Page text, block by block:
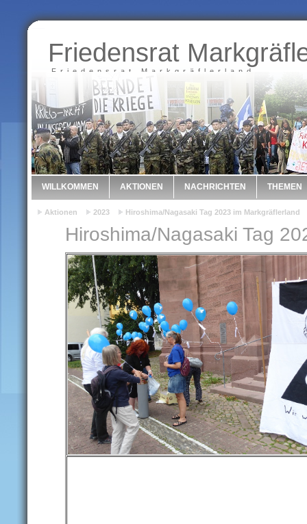
Friedensrat
Friedensrat Markgräflerland
WILLKOMMEN AKTIONEN NACHRICHTEN THEMEN
Aktionen 2023 Hiroshima/Nagasaki Tag 2023 im Markgräflerland
Hiroshima/Nagasaki Tag